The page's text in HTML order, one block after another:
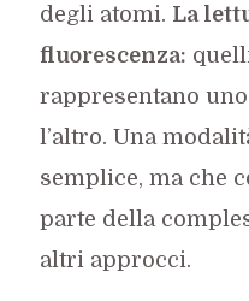
degli atomi. La
fluorescenza:
rappresentano
l’altro. Una
semplice, ma che
parte della
altri approcci.